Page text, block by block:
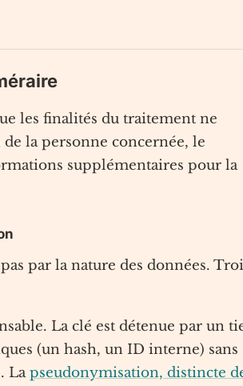
les finalités du traitement ne
la personne concernée, le
supplémentaires pour la
par la nature des données.
La clé est détenue par un
(un hash, un ID interne) sans
Lapseudonymisation, distincte